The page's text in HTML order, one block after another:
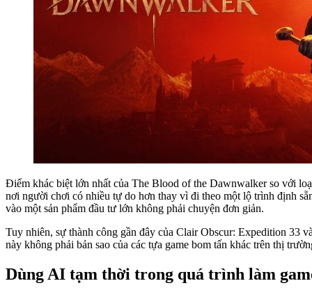
Điểm khác biệt lớn nhất của The Blood of the Dawnwalker so với
nơi người chơi có nhiều tự do hơn thay vì đi theo một lộ trình định
vào một sản phẩm đầu tư lớn không phải chuyện đơn giản.
Tuy nhiên, sự thành công gần đây của Clair Obscur: Expedition 33
này không phải bản sao của các tựa game bom tấn khác trên thị
Dùng AI tạm thời trong quá trình làm